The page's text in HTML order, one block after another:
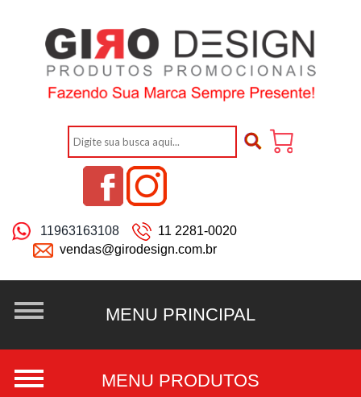
11963163108
11 2281-0020
vendas@girodesign.com.br